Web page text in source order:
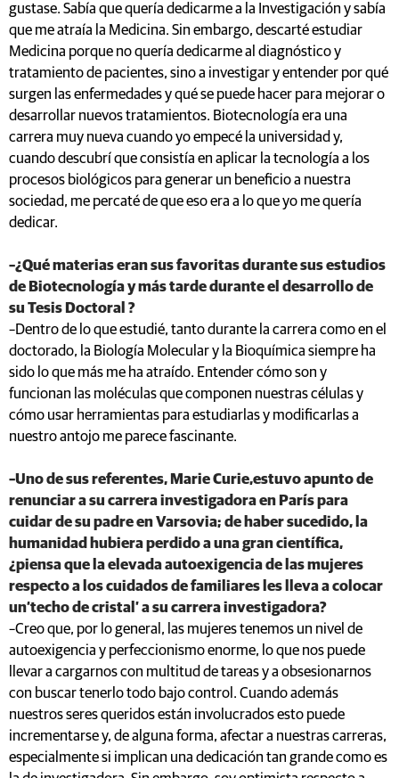
gustase. Sabía que quería dedicarme a la Investigación y sabía
que me atraía la Medicina. Sin embargo, descarté estudiar
Medicina porque no quería dedicarme al diagnóstico y
tratamiento de pacientes, sino a investigar y entender por qué
surgen las enfermedades y qué se puede hacer para mejorar o
desarrollar nuevos tratamientos. Biotecnología era una
carrera muy nueva cuando yo empecé la universidad y,
cuando descubrí que consistía en aplicar la tecnología a los
procesos biológicos para generar un beneficio a nuestra
sociedad, me percaté de que eso era a lo que yo me quería
dedicar.
–¿Qué materias eran sus favoritas durante sus estudios
de Biotecnología y más tarde durante el desarrollo de
su Tesis Doctoral ?
–Dentro de lo que estudié, tanto durante la carrera como en el
doctorado, la Biología Molecular y la Bioquímica siempre ha
sido lo que más me ha atraído. Entender cómo son y
funcionan las moléculas que componen nuestras células y
cómo usar herramientas para estudiarlas y modificarlas a
nuestro antojo me parece fascinante.
–Uno de sus referentes, Marie Curie,estuvo apunto de
renunciar a su carrera investigadora en París para
cuidar de su padre en Varsovia; de haber sucedido, la
humanidad hubiera perdido a una gran científica,
¿piensa que la elevada autoexigencia de las mujeres
respecto a los cuidados de familiares les lleva a colocar
un‘techo de cristal’ a su carrera investigadora?
–Creo que, por lo general, las mujeres tenemos un nivel de
autoexigencia y perfeccionismo enorme, lo que nos puede
llevar a cargarnos con multitud de tareas y a obsesionarnos
con buscar tenerlo todo bajo control. Cuando además
nuestros seres queridos están involucrados esto puede
incrementarse y, de alguna forma, afectar a nuestras carreras,
especialmente si implican una dedicación tan grande como es